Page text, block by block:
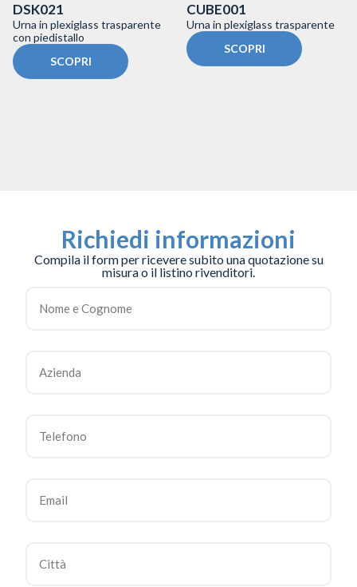
DSK021
Urna in plexiglass trasparente
con piedistallo
SCOPRI
CUBE001
Urna in plexiglass trasparente
SCOPRI
Richiedi informazioni
Compila il form per ricevere subito una quotazione su
misura o il listino rivenditori.